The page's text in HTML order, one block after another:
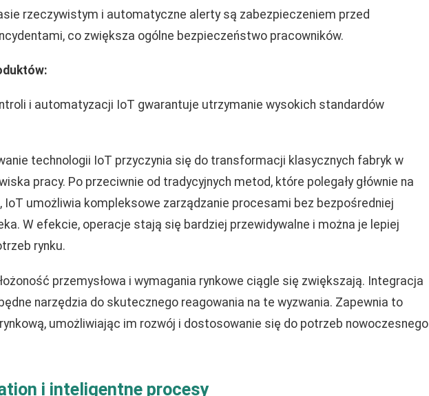
rzeczywistym i automatyczne alerty są zabezpieczeniem przed
co zwiększa ogólne bezpieczeństwo pracowników.
i automatyzacji IoT gwarantuje utrzymanie wysokich standardów
technologii IoT przyczynia się do transformacji klasycznych fabryk w
pracy. Po przeciwnie od tradycyjnych metod, które polegały głównie na
IoT umożliwia kompleksowe zarządzanie procesami bez bezpośredniej
W efekcie, operacje stają się bardziej przewidywalne i można je lepiej
rynku.
przemysłowa i wymagania rynkowe ciągle się zwiększają. Integracja
narzędzia do skutecznego reagowania na te wyzwania. Zapewnia to
umożliwiając im rozwój i dostosowanie się do potrzeb nowoczesnego
i inteligentne procesy